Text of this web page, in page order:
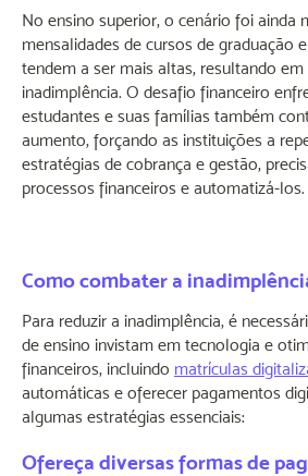
No ensino superior, o cenário foi ainda
mensalidades de cursos de graduação
tendem a ser mais altas, resultando
inadimplência. O desafio financeiro
estudantes e suas famílias também
aumento, forçando as instituições a
estratégias de cobrança e gestão,
processos financeiros e automatizá-los.
Como combater a
Para reduzir a inadimplência, é
de ensino invistam em tecnologia e
financeiros, incluindo matrículas
automáticas e oferecer pagamentos
algumas estratégias essenciais:
Ofereça diversas formas de